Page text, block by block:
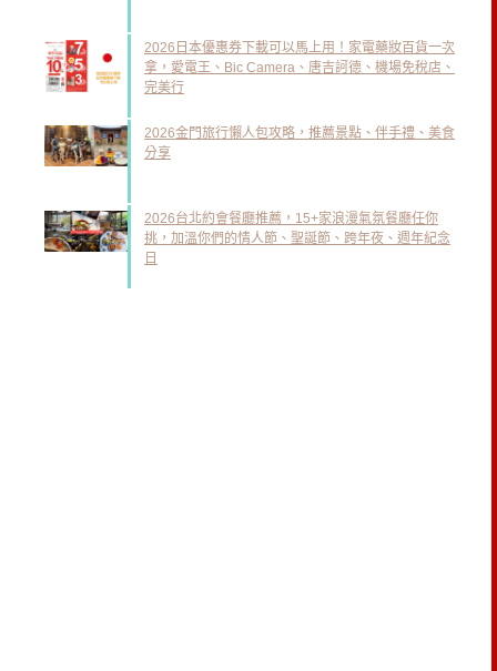
2026日本優惠券下載可以馬上用！家電藥妝百貨一次
拿，愛電王、Bic Camera、唐吉訶德、機場免稅店、
完美行
2026金門旅行懶人包攻略，推薦景點、伴手禮、美食
分享
2026台北約會餐廳推薦，15+家浪漫氣氛餐廳任你
挑，加溫你們的情人節、聖誕節、跨年夜、週年紀念
日